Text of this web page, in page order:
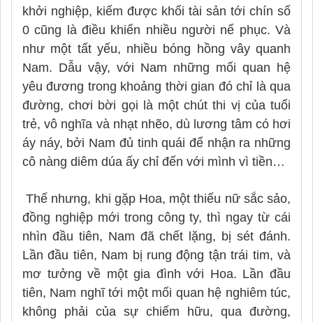
khởi nghiệp, kiếm được khối tài sản tới chín số
0 cũng là điều khiến nhiều người nể phục. Và
như một tất yếu, nhiều bóng hồng vây quanh
Nam. Dẫu vậy, với Nam những mối quan hệ
yêu đương trong khoảng thời gian đó chỉ là qua
đường, chơi bời gọi là một chút thi vị của tuổi
trẻ, vô nghĩa và nhạt nhẽo, dù lương tâm có hơi
áy náy, bởi Nam đủ tinh quái để nhận ra những
cô nàng diêm dúa ấy chỉ đến với mình vì tiền…
Thế nhưng, khi gặp Hoa, một thiếu nữ sắc sảo,
đồng nghiệp mới trong công ty, thì ngay từ cái
nhìn đầu tiên, Nam đã chết lặng, bị sét đánh.
Lần đầu tiên, Nam bị rung động tận trái tim, và
mơ tưởng về một gia đình với Hoa. Lần đầu
tiên, Nam nghĩ tới một mối quan hệ nghiêm túc,
không phải của sự chiếm hữu, qua đường,